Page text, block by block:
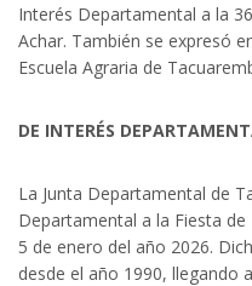
Interés Departamental a la
Achar. También se expresó
Escuela Agraria de
DE INTERÉS
La Junta Departamental de
Departamental a la Fiesta de
5 de enero del año 2026.
desde el año 1990, llegando